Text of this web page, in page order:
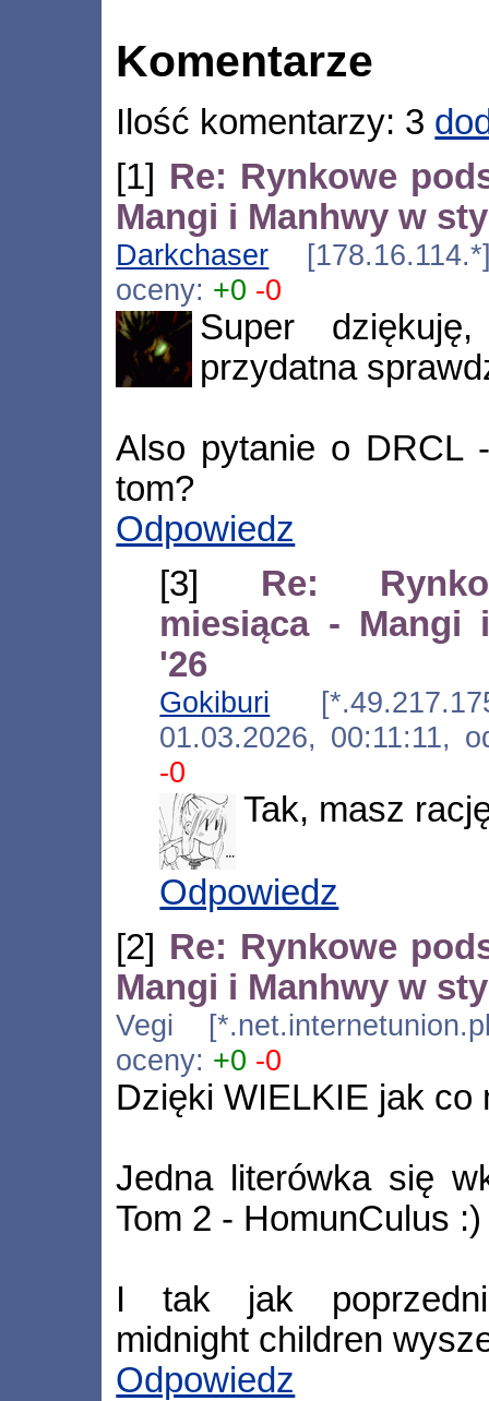
Komentarze
Ilość komentarzy: 3
[1] Re: Rynkowe
Mangi i Manhwy w
Darkchaser
oceny: +0 -0
Super
przydatna
Also pytanie o DRCL
tom?
Odpowiedz
[3] Re:
miesiąca - Mangi
'26
Gokiburi
01.03.2026, 00:11:11,
-0
Tak, masz
Odpowiedz
[2] Re: Rynkowe
Mangi i Manhwy w
Vegi
oceny: +0 -0
Dzięki WIELKIE jak co
Jedna literówka się
Tom 2 - HomunCulus :)
I tak jak
midnight children
Odpowiedz